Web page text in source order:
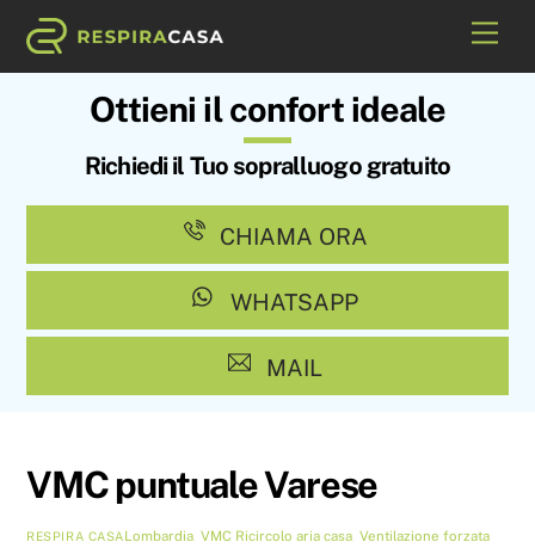
Skip
Ottieni il confort ideale
Richiedi il Tuo sopralluogo gratuito
CHIAMA ORA
WHATSAPP
MAIL
VMC puntuale Varese
RESPIRA CASALombardia, VMC Ricircolo aria casa, Ventilazione forzata